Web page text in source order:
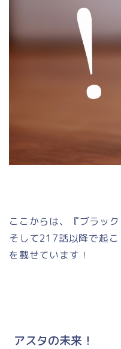
ここからは、『ブラッ
そして217話以降で起
を載せています！
アスタの未来！